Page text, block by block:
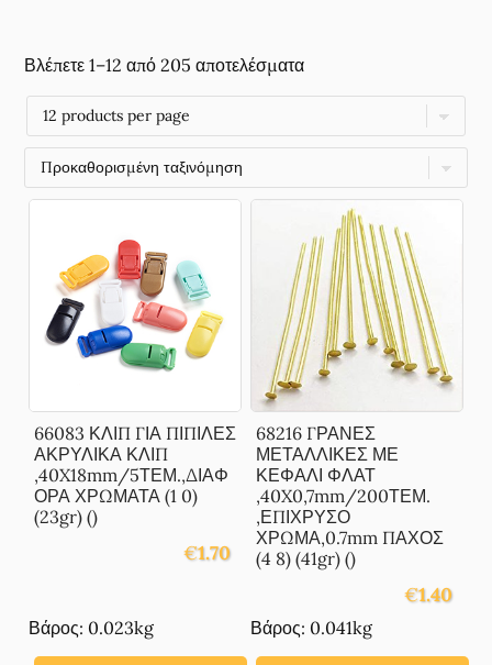
Βλέπετε 1–12 από 205 αποτελέσματα
66083 ΚΛΙΠ ΓΙΑ ΠΙΠΙΛΕΣ
ΑΚΡΥΛΙΚΑ ΚΛΙΠ
,40X18mm/5ΤΕΜ.,ΔΙΑΦ
ΟΡΑ ΧΡΩΜΑΤΑ (1 0)
(23gr) ()
€1.70
Βάρος: 0.023kg
68216 ΓΡΑΝΕΣ
ΜΕΤΑΛΛΙΚΕΣ ΜΕ
ΚΕΦΑΛΙ ΦΛΑΤ
,40X0,7mm/200ΤΕΜ.
,ΕΠΙΧΡΥΣΟ
ΧΡΩΜΑ,0.7mm ΠΑΧΟΣ
(4 8) (41gr) ()
€1.40
Βάρος: 0.041kg